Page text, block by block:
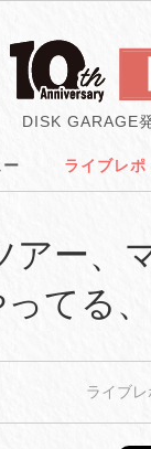
DISK GARAGE
ライブレポ
アー、
てる
ライブレ